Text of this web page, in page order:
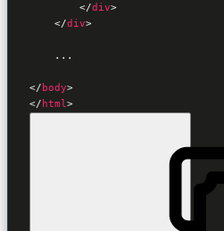
</div>
</div>
    ...
</ body>
</ html>